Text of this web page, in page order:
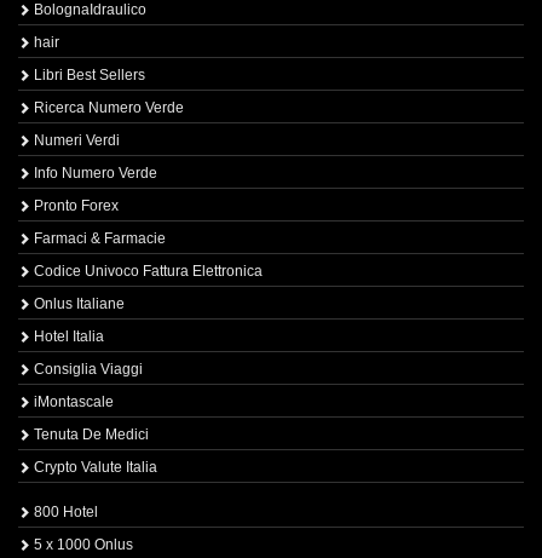
BolognaIdraulico
hair
Libri Best Sellers
Ricerca Numero Verde
Numeri Verdi
Info Numero Verde
Pronto Forex
Farmaci & Farmacie
Codice Univoco Fattura Elettronica
Onlus Italiane
Hotel Italia
Consiglia Viaggi
iMontascale
Tenuta De Medici
Crypto Valute Italia
800 Hotel
5 x 1000 Onlus